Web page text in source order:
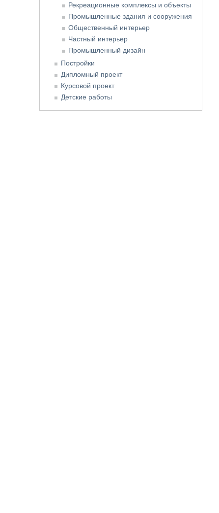
Рекреационные комплексы и объекты
Промышленные здания и сооружения
Общественный интерьер
Частный интерьер
Промышленный дизайн
Постройки
Дипломный проект
Курсовой проект
Детские работы